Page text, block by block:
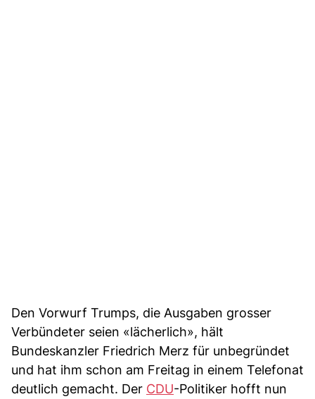
Den Vorwurf Trumps, die Ausgaben grosser
Verbündeter seien «lächerlich», hält
Bundeskanzler Friedrich Merz für unbegründet
und hat ihm schon am Freitag in einem Telefonat
deutlich gemacht. Der CDU-Politiker hofft nun